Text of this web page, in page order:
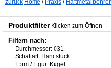
zurück Home / Praxis / Hartmetallbohrer
Produktfilter Klicken zum Öffnen
Filtern nach:
Durchmesser: 031
Schaftart: Handstück
Form / Figur: Kugel